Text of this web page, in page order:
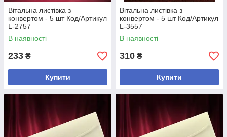
Вітальна листівка з
конвертом - 5 шт Код/Артикул
L-2757
В наявності
233 ₴
Купити
Вітальна листівка з
конвертом - 5 шт Код/Артикул
L-3557
В наявності
310 ₴
Купити